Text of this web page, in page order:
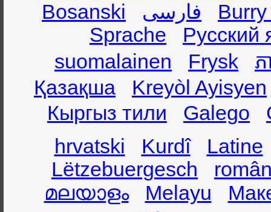
Bosanski
فارسی
Sprache
Русский
suomalainen
Frysk
ភ
Қазақша
Kreyòl Ayisyen
Кыргыз тили
Galego
hrvatski
Kurdî
Latine
Lëtzebuergesch
മലയാളം
Melayu